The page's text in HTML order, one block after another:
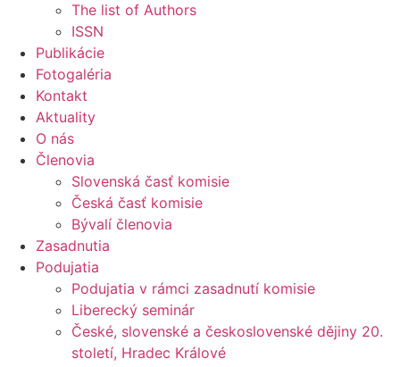
The list of Authors
ISSN
Publikácie
Fotogaléria
Kontakt
Aktuality
O nás
Členovia
Slovenská časť komisie
Česká časť komisie
Bývalí členovia
Zasadnutia
Podujatia
Podujatia v rámci zasadnutí komisie
Liberecký seminár
České, slovenské a československé dějiny 20.
století, Hradec Králové